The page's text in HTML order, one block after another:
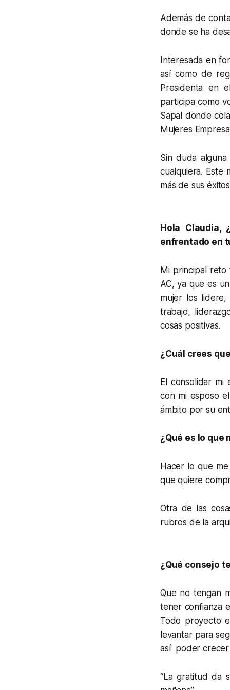
Además de
donde se ha
Interesada en
así como de
Presidenta en
participa como
Sapal donde
Mujeres
Sin duda
cualquiera. Este
más de sus
Hola
enfrentado en
Mi principal
AC, ya que es
mujer los
trabajo,
cosas positivas.
¿Cuál crees
El consolidar mi
con mi esposo
ámbito por su
¿Qué es lo que
Hacer lo que
que quiere
Otra de las
rubros de la
¿Qué consejo
Que no tengan
tener confianza
Todo proyecto
levantar para
así poder crecer
“La gratitud da